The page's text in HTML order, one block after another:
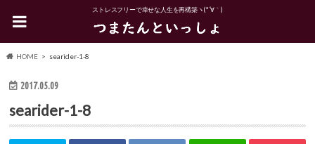
ストレスフリーで幸せな人生を再構築ヽ(*´∀｀)
HOME searider-1-8
2017.05.09
searider-1-8